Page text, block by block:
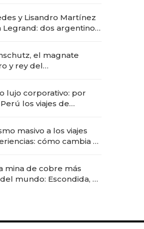
"fast premium"
y Lisandro Martínez
Legrand: dos argentinos
el magnate
y rey del
lujo corporativo: por
los viajes de
masivo a los viajes
cómo cambia el
mina de cobre más
mundo: Escondida, el